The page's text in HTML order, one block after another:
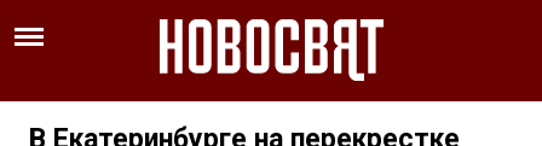
В Екатеринбурге на перекрестке